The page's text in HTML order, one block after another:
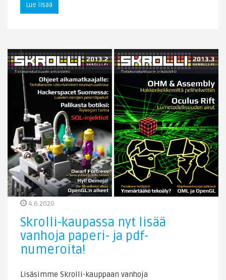
Lue lisää
4.6.2020
Skrolli-kaupassa nyt lisää
vanhoja paperi- ja pdf-
numeroita!
Lisäsimme Skrolli-kauppaan vanhoja